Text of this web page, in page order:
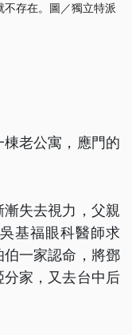
不存在。圖／獨立特派
老公寓，應門的
失去視力，父親
基福眼科醫師求
一家認命，將鄧
家，又去台中后